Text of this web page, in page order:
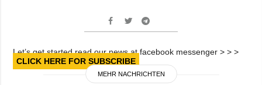
Let’s get started read our news at facebook messenger > > >
CLICK HERE FOR SUBSCRIBE
MEHR NACHRICHTEN